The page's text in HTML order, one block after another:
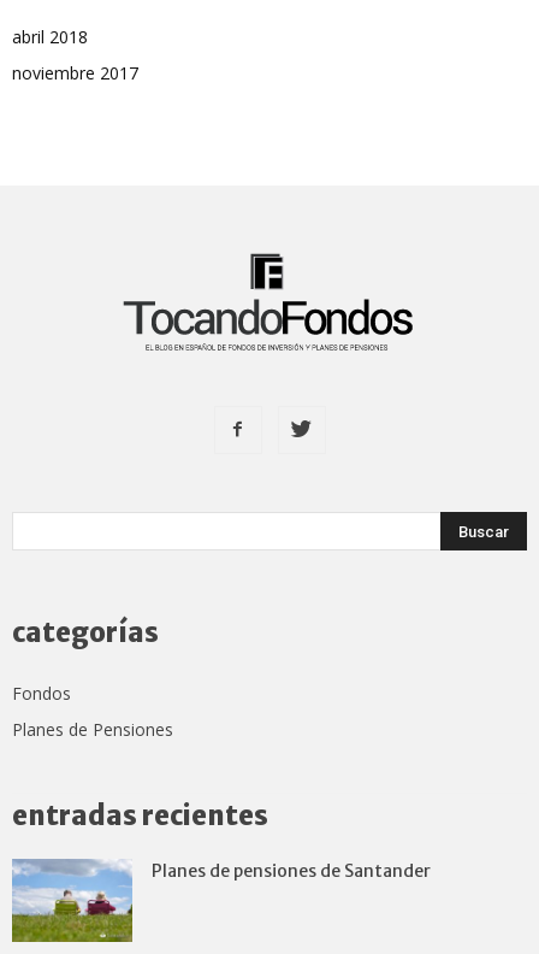
abril 2018
noviembre 2017
categorías
Fondos
Planes de Pensiones
entradas recientes
Planes de pensiones de Santander